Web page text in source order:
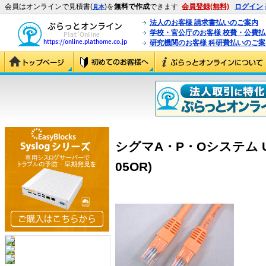
会員はオンラインで見積書(見本)を無料で作成できます 会員登録(無料) ログイン
法人のお客様 請求書払いのご案内
学校・官公庁のお客様 校費・公費
研究機関のお客様 科研費払いのご
シグマA・P・Oシステム
05OR)